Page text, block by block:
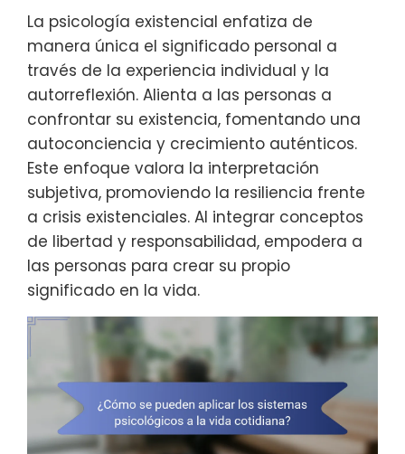
La psicología existencial enfatiza de
manera única el significado personal a
través de la experiencia individual y la
autorreflexión. Alienta a las personas a
confrontar su existencia, fomentando una
autoconciencia y crecimiento auténticos.
Este enfoque valora la interpretación
subjetiva, promoviendo la resiliencia frente
a crisis existenciales. Al integrar conceptos
de libertad y responsabilidad, empodera a
las personas para crear su propio
significado en la vida.